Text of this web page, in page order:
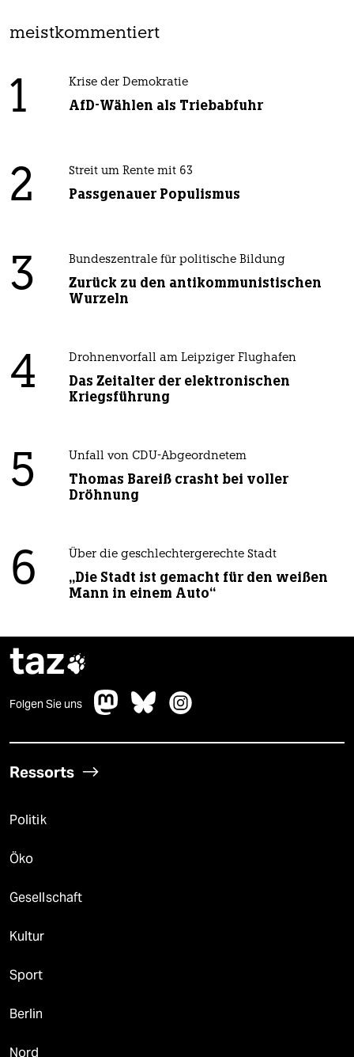
meistkommentiert
1 Krise der Demokratie
AfD-Wählen als Triebabfuhr
2 Streit um Rente mit 63
Passgenauer Populismus
3 Bundeszentrale für politische Bildung
Zurück zu den antikommunistischen
Wurzeln
4 Drohnenvorfall am Leipziger Flughafen
Das Zeitalter der elektronischen
Kriegsführung
5 Unfall von CDU-Abgeordnetem
Thomas Bareiß crasht bei voller
Dröhnung
6 Über die geschlechtergerechte Stadt
„Die Stadt ist gemacht für den weißen
Mann in einem Auto“
taz
Folgen Sie uns
Ressorts
Politik
Öko
Gesellschaft
Kultur
Sport
Berlin
Nord